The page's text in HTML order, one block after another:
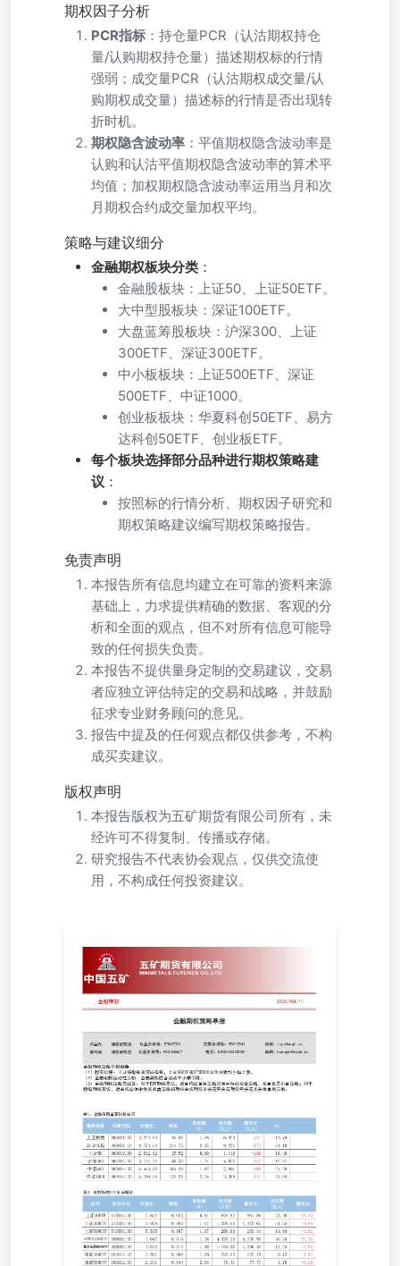
期权因子分析
PCR指标 ：持仓量PCR（认沽期权持仓
量/认购期权持仓量）描述期权标的行情
强弱；成交量PCR（认沽期权成交量/认
购期权成交量）描述标的行情是否出现转
折时机。
期权隐含波动率 ：平值期权隐含波动率是
认购和认沽平值期权隐含波动率的算术平
均值；加权期权隐含波动率运用当月和次
月期权合约成交量加权平均。
策略与建议细分
金融期权板块分类 ：
金融股板块：上证50、上证50ETF。
大中型股板块：深证100ETF。
大盘蓝筹股板块：沪深300、上证
300ETF、深证300ETF。
中小板板块：上证500ETF、深证
500ETF、中证1000。
创业板板块：华夏科创50ETF、易方
达科创50ETF、创业板ETF。
每个板块选择部分品种进行期权策略建
议 ：
按照标的行情分析、期权因子研究和
期权策略建议编写期权策略报告。
免责声明
本报告所有信息均建立在可靠的资料来源
基础上，力求提供精确的数据、客观的分
析和全面的观点，但不对所有信息可能导
致的任何损失负责。
本报告不提供量身定制的交易建议，交易
者应独立评估特定的交易和战略，并鼓励
征求专业财务顾问的意见。
报告中提及的任何观点都仅供参考，不构
成买卖建议。
版权声明
本报告版权为五矿期货有限公司所有，未
经许可不得复制、传播或存储。
研究报告不代表协会观点，仅供交流使
用，不构成任何投资建议。
黄柯涵期权研究员从业资格号：F3047321从业资格号：
F03138607交易咨询号：Z0015541电话：0755-23375252邮
箱：lupx@wkqh.cn邮箱：huangkh@wkqh.cn 金融期权策略
早报概要：（1）股市短评：上证综指数和深成指数，上证
50ETF和沪深300及创业板均小幅上涨。 （2）金融期权波
动性分析：金融期权隐含波动率小幅下降。 （3）金融期权
策略与建议：对于ETF期权来说，适合构建备兑策略和偏中
性的双卖策略，垂直价差组合策略；对于 股指期权来说，
货空头或多头做套利策略。 期权因子PCR指标，持仓量
PCR=认沽期权持仓量/认购期权持仓量，主要是用来描述期
权标的行情的强弱；成交量PCR=认沽期权成交量/认购期权
成交量，主要是用来描述标的行情是否出现转折时机。 期
权因子期权隐含波动率，平值期权隐含波动率，认购和认沽
平值期权隐含波动率的算术平均值；加权期权隐含波动率运
用的是当月和次月期权合约成交量加权平均。 策略与建
议： （1）金融期权板块主要分为大盘蓝筹股，中小板，创